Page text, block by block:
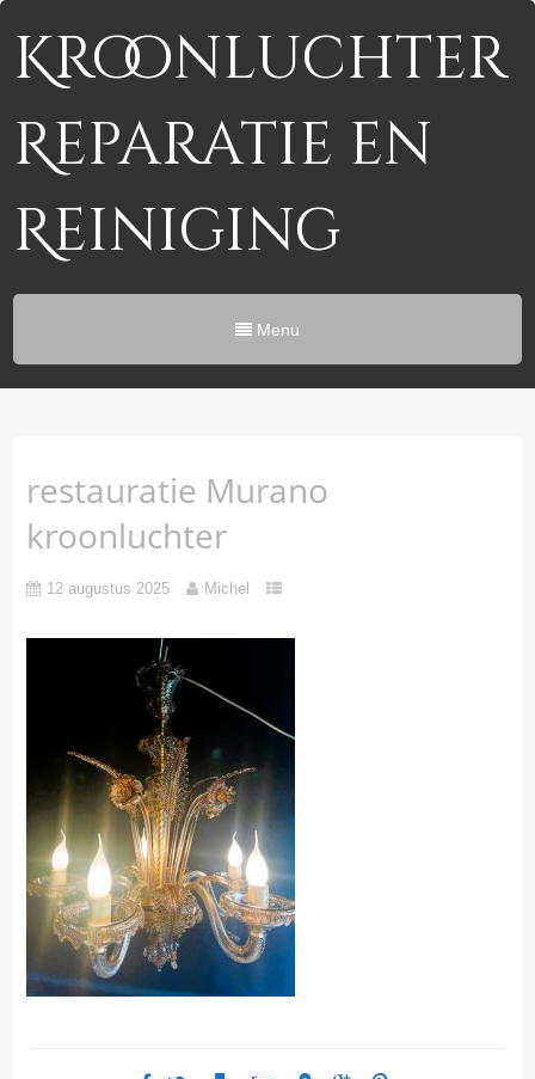
Kroonluchter
Reparatie en
Reiniging
Menu
restauratie Murano
kroonluchter
12 augustus 2025 Michel